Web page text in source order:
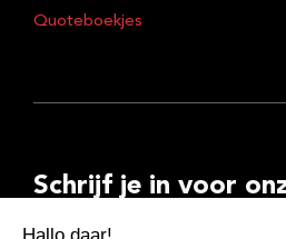
Quoteboekjes
Schrijf je in voor